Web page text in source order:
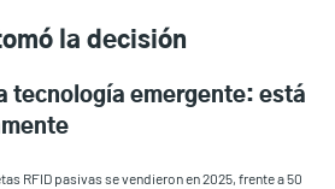
la decisión
tecnología emergente: está
RFID pasivas se vendieron en 2025, frente a 50